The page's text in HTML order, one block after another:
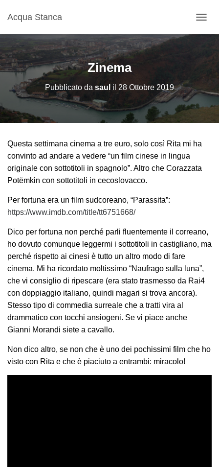
Acqua Stanca
A
I
N
G
Zinema
Pubblicato da saul il 28 Ottobre 2019
Questa settimana cinema a tre euro, solo così Rita mi ha
convinto ad andare a vedere “un film cinese in lingua
originale con sottotitoli in spagnolo”. Altro che Corazzata
Potëmkin con sottotitoli in cecoslovacco.
Per fortuna era un film sudcoreano, “Parassita”:
https://www.imdb.com/title/tt6751668/
Dico per fortuna non perché parli fluentemente il correano,
ho dovuto comunque leggermi i sottotitoli in castigliano, ma
perché rispetto ai cinesi è tutto un altro modo di fare
cinema. Mi ha ricordato moltissimo “Naufrago sulla luna”,
che vi consiglio di ripescare (era stato trasmesso da Rai4
con doppiaggio italiano, quindi magari si trova ancora).
Stesso tipo di commedia surreale che a tratti vira al
drammatico con tocchi ansiogeni. Se vi piace anche
Gianni Morandi siete a cavallo.
Non dico altro, se non che è uno dei pochissimi film che ho
visto con Rita e che è piaciuto a entrambi: miracolo!